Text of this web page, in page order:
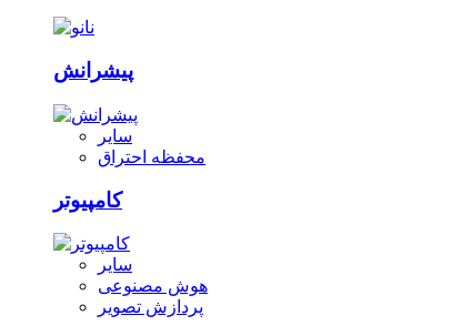
پیشرانش
سایر
محفظه احتراق
کامپیوتر
سایر
هوش مصنوعی
پردازش تصویر